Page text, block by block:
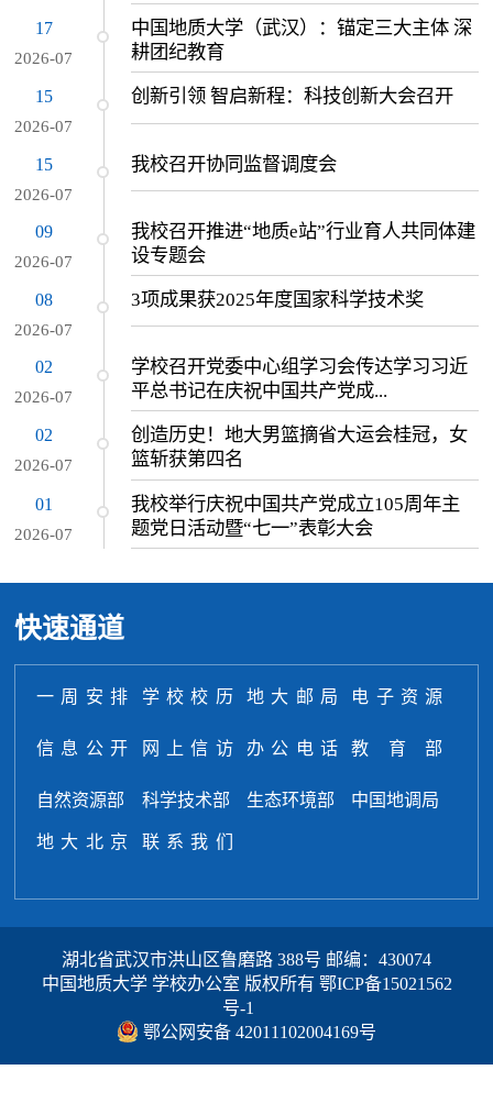
17
2026-07
中国地质大学（武汉）：锚定三大主体 深
耕团纪教育
15
2026-07
创新引领 智启新程：科技创新大会召开
15
2026-07
我校召开协同监督调度会
09
2026-07
我校召开推进“地质e站”行业育人共同体建
设专题会
08
2026-07
3项成果获2025年度国家科学技术奖
02
2026-07
学校召开党委中心组学习会传达学习习近
平总书记在庆祝中国共产党成...
02
2026-07
创造历史！地大男篮摘省大运会桂冠，女
篮斩获第四名
01
2026-07
我校举行庆祝中国共产党成立105周年主
题党日活动暨“七一”表彰大会
快速通道
一周安排 学校校历 地大邮局 电子资源
信息公开 网上信访 办公电话 教育部
自然资源部 科学技术部 生态环境部 中国地调局
地大北京 联系我们
湖北省武汉市洪山区鲁磨路 388号 邮编：430074
中国地质大学 学校办公室 版权所有 鄂ICP备15021562
号-1
鄂公网安备 42011102004169号